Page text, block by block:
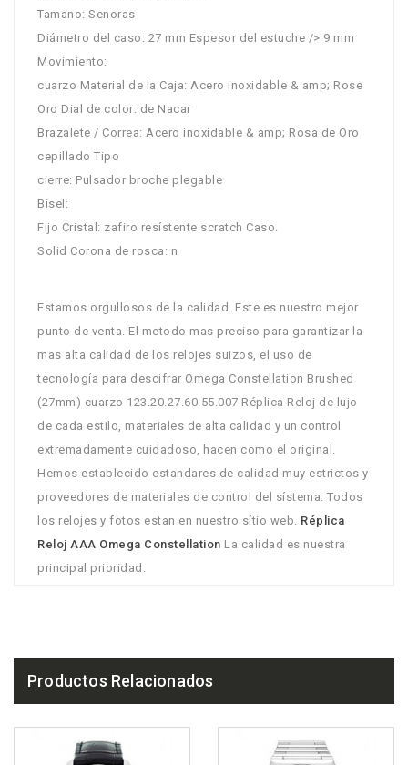
Tamano: Senoras
Diámetro del caso: 27 mm Espesor del estuche /> 9 mm
Movimiento:
cuarzo Material de la Caja: Acero inoxidable & amp; Rose
Oro Dial de color: de Nacar
Brazalete / Correa: Acero inoxidable & amp; Rosa de Oro
cepillado Tipo
cierre: Pulsador broche plegable
Bisel:
Fijo Cristal: zafiro resístente scratch Caso.
Solid Corona de rosca: n
Estamos orgullosos de la calidad. Este es nuestro mejor
punto de venta. El metodo mas preciso para garantizar la
mas alta calidad de los relojes suizos, el uso de
tecnología para descifrar Omega Constellation Brushed
(27mm) cuarzo 123.20.27.60.55.007 Réplica Reloj de lujo
de cada estilo, materiales de alta calidad y un control
extremadamente cuidadoso, hacen como el original.
Hemos establecido estandares de calidad muy estrictos y
proveedores de materiales de control del sístema. Todos
los relojes y fotos estan en nuestro sítio web. Réplica
Reloj AAA Omega Constellation La calidad es nuestra
principal prioridad.
Productos Relacionados